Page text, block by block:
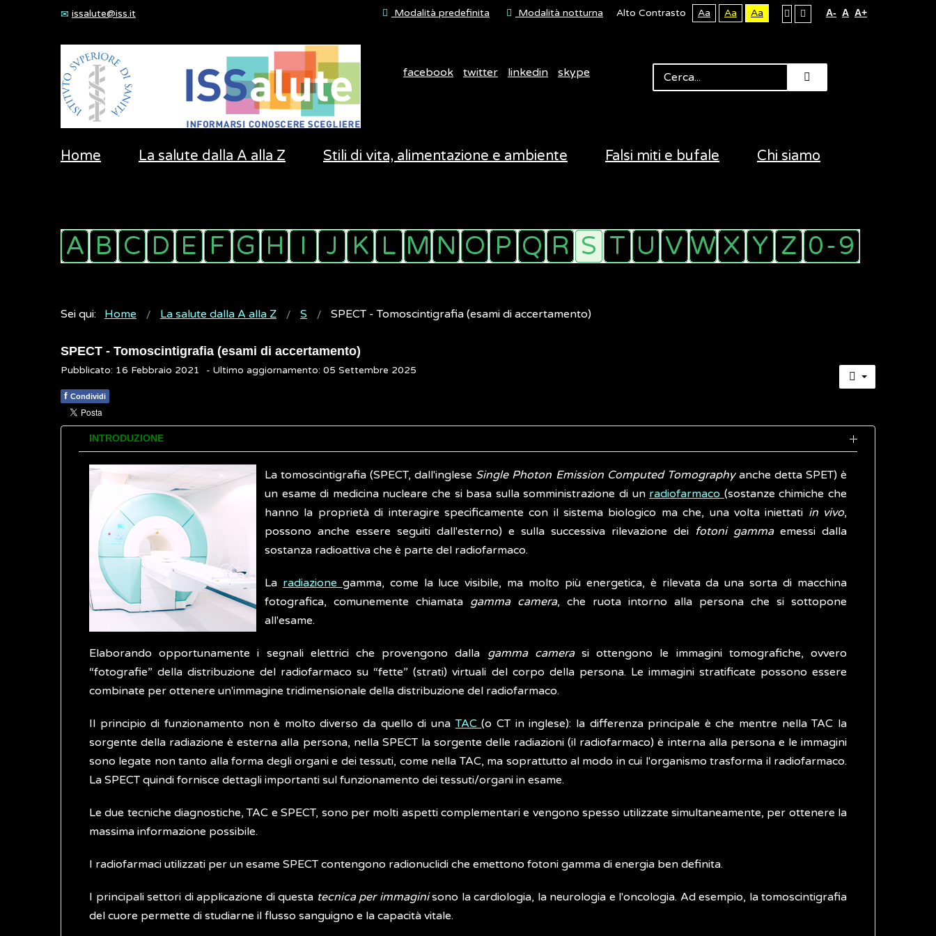
issalute@iss.it Modalità predefinita Modalità notturna Alto Contrasto Aa Aa Aa A- A A+
facebook twitter linkedin skype
Home La salute dalla A alla Z Stili di vita, alimentazione e ambiente Falsi miti e bufale Chi siamo
Sei qui: Home La salute dalla A alla Z S SPECT - Tomoscintigrafia (esami di accertamento)
SPECT - Tomoscintigrafia (esami di accertamento)
Pubblicato: 16 Febbraio 2021 - Ultimo aggiornamento: 05 Settembre 2025
f Condividi
INTRODUZIONE
La tomoscintigrafia (SPECT, dall'inglese Single Photon Emission Computed Tomographyanche detta SPET) è
un esame di medicina nucleare che si basa sulla somministrazione di un radiofarmaco (sostanze chimiche che
hanno la proprietà di interagire specificamente con il sistema biologico ma che, una volta iniettati in vivo,
possono anche essere seguiti dall'esterno) e sulla successiva rilevazione dei fotoni gammaemessi dalla
sostanza radioattiva che è parte del radiofarmaco.
La radiazione gamma, come la luce visibile, ma molto più energetica, è rilevata da una sorta di macchina
fotografica, comunemente chiamata gamma camera, che ruota intorno alla persona che si sottopone
all'esame.
Elaborando opportunamente i segnali elettrici che provengono dalla gamma camerasi ottengono le immagini tomografiche, ovvero
“fotografie” della distribuzione del radiofarmaco su “fette” (strati) virtuali del corpo della persona. Le immagini stratificate possono essere
combinate per ottenere un'immagine tridimensionale della distribuzione del radiofarmaco.
Il principio di funzionamento non è molto diverso da quello di unaTAC(o CT in inglese): la differenza principale è che mentre nella TAC la
sorgente della radiazione è esterna alla persona, nella SPECT la sorgente delle radiazioni (il radiofarmaco) è interna alla persona e le immagini
sono legate non tanto alla forma degli organi e dei tessuti, come nella TAC, ma soprattutto al modo in cui l'organismo trasforma il radiofarmaco.
La SPECT quindi fornisce dettagli importanti sul funzionamento dei tessuti/organi in esame.
Le due tecniche diagnostiche, TAC e SPECT, sono per molti aspetti complementari e vengono spesso utilizzate simultaneamente, per ottenere la
massima informazione possibile.
I radiofarmaci utilizzati per un esame SPECT contengono radionuclidi che emettono fotoni gamma di energia ben definita.
I principali settori di applicazione di questa tecnica per immaginisono la cardiologia, la neurologia e l'oncologia. Ad esempio, la tomoscintigrafia
del cuore permette di studiarne il flusso sanguigno e la capacità vitale.